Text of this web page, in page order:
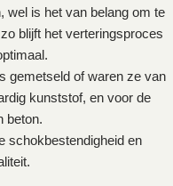
wel is het van belang om te
blijft het verteringsproces
gemetseld of waren ze van
kunststof, en voor de
beton.
schokbestendigheid en